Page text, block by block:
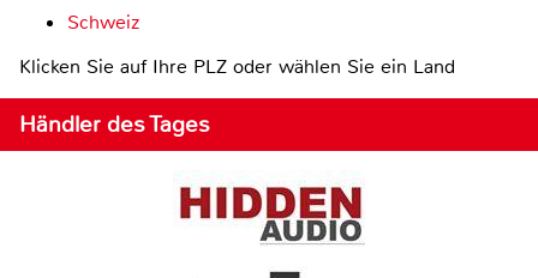
Schweiz
Klicken Sie auf Ihre PLZ oder wählen Sie ein Land
Händler des Tages